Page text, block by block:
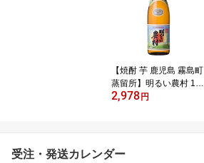
【焼酎 芋 鹿児島 霧島町
蒸留所】明るい農村 180
0ml
2,978 円
受注・発送カレンダー